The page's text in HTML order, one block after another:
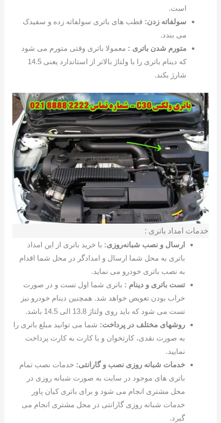
است.
سولفاته زدن: قطب های باتری سولفاته زده و سفیدک
می بندد.
متورم شدن باتری : معمولا باتری وقتی متورم می شود
که دینام باتری را با ولتاژ بالاتر از استاندارد یعنی 14.5
شارژ بکند.
خدمات امداد باتری :
ارسال و نصب شبانه‌روزی: با خرید باتری از این امداد
باتری به محل شما ارسال و امدادگر در محل شما اقدام
به نصب باتری خودرو می نماید.
تست باتری و دینام : باتری شما اول تست و در صورت
خراب بودن تعویض خواهد شد. همچنین دینام خودرو نیز
تست می شود که باید روی ولتاژ 13.8 الی 14.5 باشد.
روشهای مختلف در پرداخت: شما می توانید مبلغ باتری را
به صورت نقدی، کارتخوان و یا کارت به کارت پرداخت
نمایید.
خدمات شبانه روزی نصب و گارانتی: خدمات نصب تمام
باتری های موجود در سایت به صورت شبانه روزی در
محل مشتری انجام می شود و برای باتری کیان پاور
خدمات شبانه روزی گارانتی در محل مشتری انجام می
گیرد.